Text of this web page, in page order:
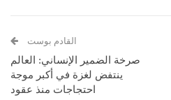
القادم بوست
صرخة الضمير الإنساني: العالم
ينتفض لغزة في أكبر موجة
احتجاجات منذ عقود